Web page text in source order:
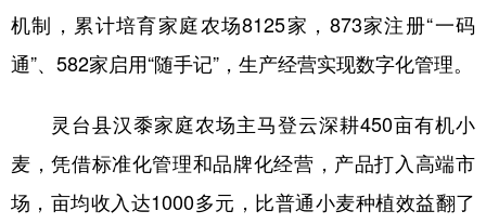
机制，累计培育家庭农场8125家，873家注册“一码
通”、582家启用“随手记”，生产经营实现数字化管理。
灵台县汉黍家庭农场主马登云深耕450亩有机小
麦，凭借标准化管理和品牌化经营，产品打入高端市
场，亩均收入达1000多元，比普通小麦种植效益翻了